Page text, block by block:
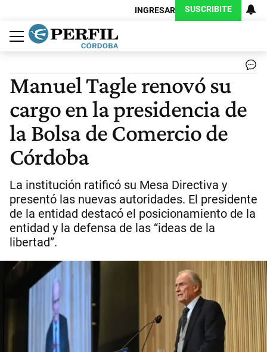
INGRESAR SUSCRIBITE
Política
Economía
Judiciales
Sociedad
Cultura
Espectáculos
Deportes
Protagonistas
Manuel Tagle renovó su
cargo en la presidencia de
la Bolsa de Comercio de
Córdoba
La institución ratificó su Mesa Directiva y
presentó las nuevas autoridades. El presidente
de la entidad destacó el posicionamiento de la
entidad y la defensa de las “ideas de la
libertad”.